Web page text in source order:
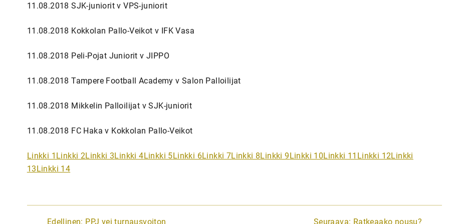
11.08.2018 SJK-juniorit v VPS-juniorit
11.08.2018 Kokkolan Pallo-Veikot v IFK Vasa
11.08.2018 Peli-Pojat Juniorit v JIPPO
11.08.2018 Tampere Football Academy v Salon Palloilijat
11.08.2018 Mikkelin Palloilijat v SJK-juniorit
11.08.2018 FC Haka v Kokkolan Pallo-Veikot
Linkki 1 Linkki 2Linkki 3Linkki 4Linkki 5Linkki 6Linkki 7Linkki 8Linkki 9Linkki 10Linkki 11 Linkki 12Linkki
13Linkki 14
Edellinen: PPJ vei turnausvoiton Seuraava: Ratkeaako nousu?